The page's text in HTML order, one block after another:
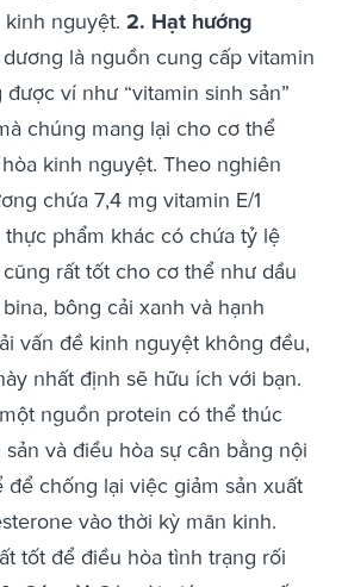
nguyệt. 2. Hạt hướng
là nguồn cung cấp vitamin
ví như “vitamin sinh sản”
chúng mang lại cho cơ thể
kinh nguyệt. Theo nghiên
chứa 7,4 mg vitamin E/1
thực phẩm khác có chứa tỷ lệ
rất tốt cho cơ thể như dầu
bông cải xanh và hạnh
vấn đề kinh nguyệt không đều,
nhất định sẽ hữu ích với bạn.
nguồn protein có thể thúc
và điều hòa sự cân bằng nội
chống lại việc giảm sản xuất
vào thời kỳ mãn kinh.
tốt để điều hòa tình trạng rối